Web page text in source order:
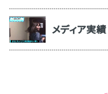
メディア実績